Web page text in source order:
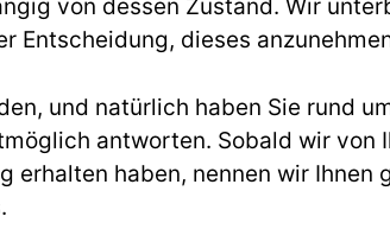
von dessen Zustand. Wir
Entscheidung, dieses
und natürlich haben Sie rund
antworten. Sobald wir von
erhalten haben, nennen wir Ihnen